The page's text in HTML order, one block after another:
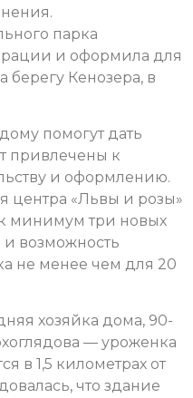
парка
и оформила для
берегу Кенозера, в
помогут дать
привлечены к
и оформлению.
центра «Львы и розы»
минимум три новых
и возможность
не менее чем для 20
хозяйка дома, 90-
— уроженка
в 1,5 километрах от
что здание